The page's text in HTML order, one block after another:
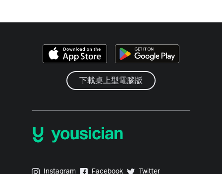
下載桌上型電腦版
Yousician on Instagram
Instagram Yousician on Facebook
Facebook Yousician on Twitter
Twitter